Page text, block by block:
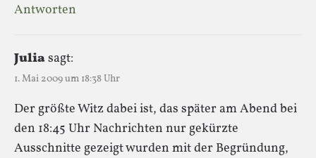
Antworten
Juliasagt:
1. Mai 2009 um 18:38 Uhr
Der größte Witz dabei ist, das später am Abend bei
den 18:45 Uhr Nachrichten nur gekürzte
Ausschnitte gezeigt wurden mit der Begründung,